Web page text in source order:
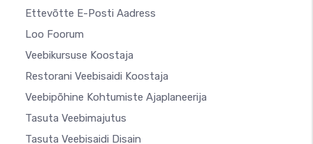
Ettevõtte E-Posti Aadress
Loo Foorum
Veebikursuse Koostaja
Restorani Veebisaidi Koostaja
Veebipõhine Kohtumiste Ajaplaneerija
Tasuta Veebimajutus
Tasuta Veebisaidi Disain